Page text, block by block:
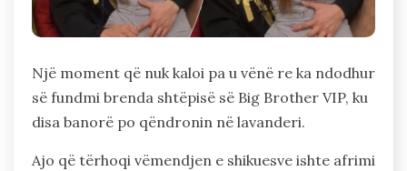
Një moment që nuk kaloi pa u vënë re ka ndodhur
së fundmi brenda shtëpisë së Big Brother VIP, ku
disa banorë po qëndronin në lavanderi.
Ajo që tërhoqi vëmendjen e shikuesve ishte afrimi